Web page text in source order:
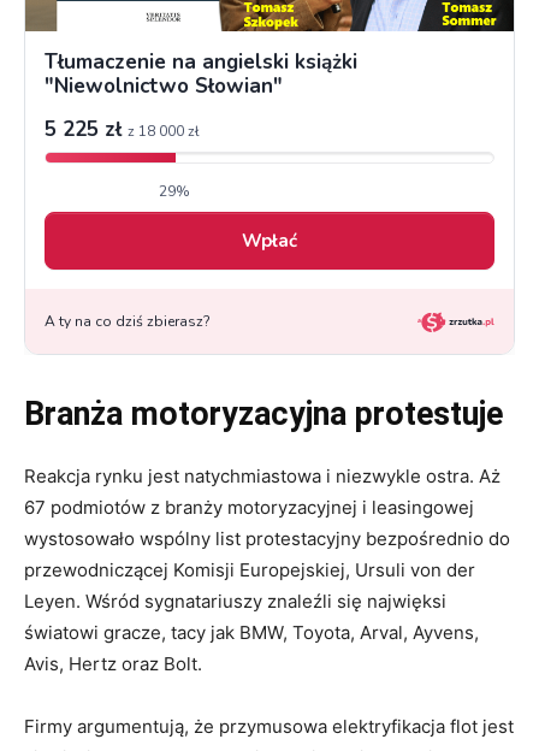
Branża motoryzacyjna protestuje
Reakcja rynku jest natychmiastowa i niezwykle ostra. Aż
67 podmiotów z branży motoryzacyjnej i leasingowej
wystosowało wspólny list protestacyjny bezpośrednio do
przewodniczącej Komisji Europejskiej, Ursuli von der
Leyen. Wśród sygnatariuszy znaleźli się najwięksi
światowi gracze, tacy jak BMW, Toyota, Arval, Ayvens,
Avis, Hertz oraz Bolt.
Firmy argumentują, że przymusowa elektryfikacja flot jest